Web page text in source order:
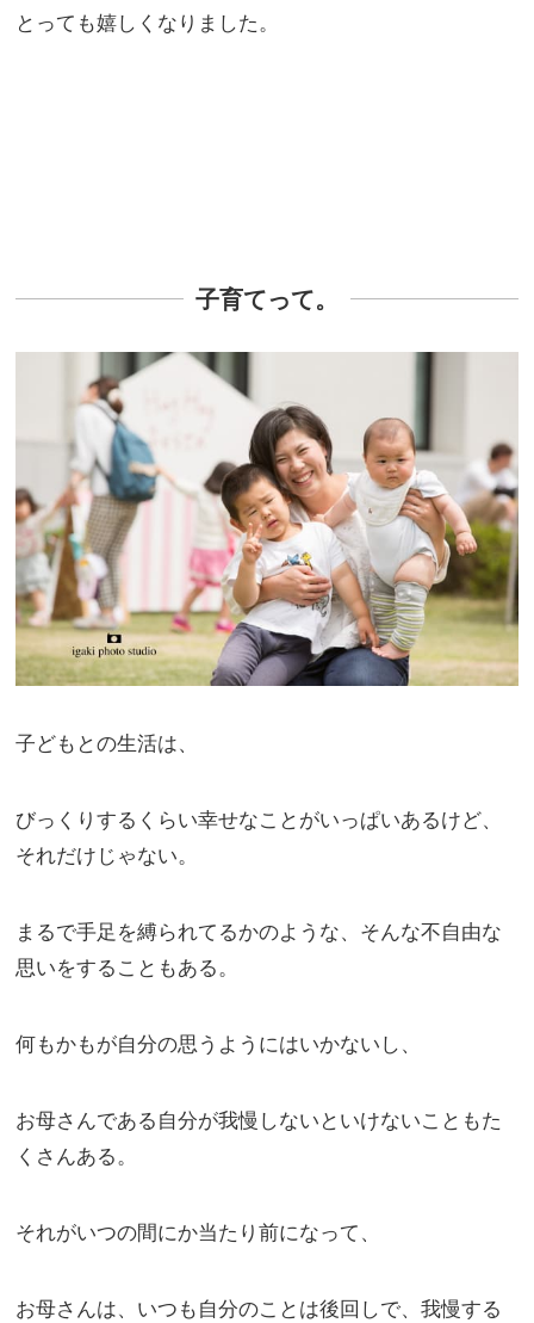
とっても嬉しくなりました。
子育てって。
子どもとの生活は、
びっくりするくらい幸せなことがいっぱいあるけど、
それだけじゃない。
まるで手足を縛られてるかのような、そんな不自由な
思いをすることもある。
何もかもが自分の思うようにはいかないし、
お母さんである自分が我慢しないといけないこともた
くさんある。
それがいつの間にか当たり前になって、
お母さんは、いつも自分のことは後回しで、我慢する